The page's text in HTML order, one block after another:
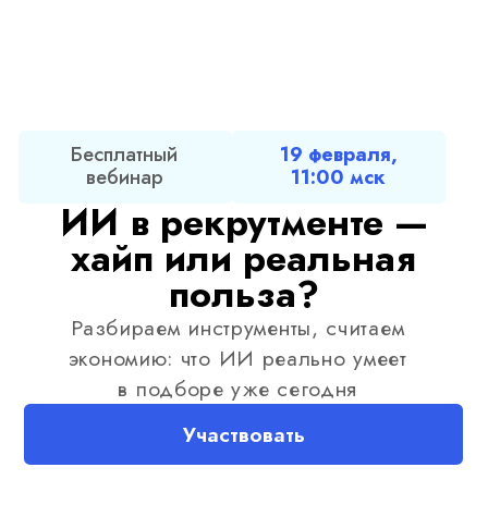
ИИ в рекрутменте —
хайп или реальная
польза?
Разбираем инструменты, считаем
экономию: что ИИ реально умеет
в подборе уже сегодня
Участвовать